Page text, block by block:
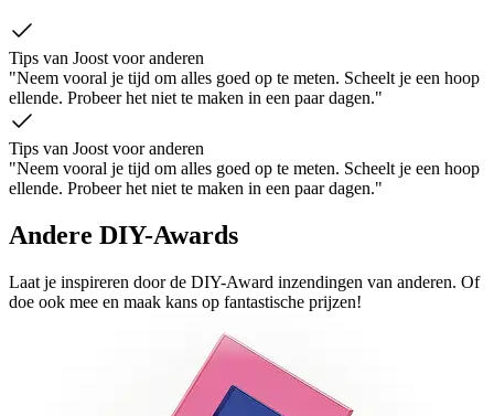
Tips van Joost voor anderen
"Neem vooral je tijd om alles goed op te meten. Scheelt je een hoop
ellende. Probeer het niet te maken in een paar dagen."
Tips van Joost voor anderen
"Neem vooral je tijd om alles goed op te meten. Scheelt je een hoop
ellende. Probeer het niet te maken in een paar dagen."
Andere DIY-Awards
Laat je inspireren door de DIY-Award inzendingen van anderen. Of
doe ook mee en maak kans op fantastische prijzen!